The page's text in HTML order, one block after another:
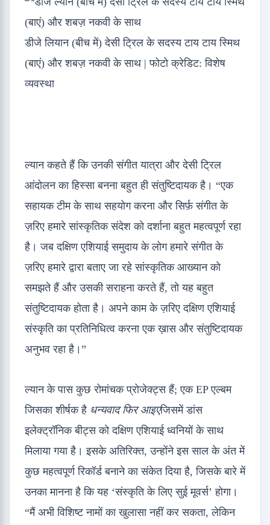
डीजे लियान (बीच में) देसी ट्रिल के सदस्य टाय टाय स्मिथ
(बाएं) और शबज़ नकवी के साथ | फोटो क्रेडिट: विशेष
व्यवस्था
ल्यान कहते हैं कि उनकी संगीत यात्रा और देसी ट्रिल
आंदोलन का हिस्सा बनना बहुत ही संतुष्टिदायक है। “एक
सहायक टीम के साथ सहयोग करना और सिर्फ़ संगीत के
ज़रिए हमारे सांस्कृतिक संदेश को दर्शाना बहुत महत्वपूर्ण रहा
है। जब दक्षिण एशियाई समुदाय के लोग हमारे संगीत के
ज़रिए हमारे द्वारा बताए जा रहे सांस्कृतिक आख्यान को
समझते हैं और उसकी सराहना करते हैं, तो यह बहुत
संतुष्टिदायक होता है। अपने काम के ज़रिए दक्षिण एशियाई
संस्कृति का प्रतिनिधित्व करना एक ख़ास और संतुष्टिदायक
अनुभव रहा है।”
ल्यान के पास कुछ रोमांचक प्रोजेक्ट्स हैं; एक EP एल्बम
जिसका शीर्षक है धन्यवाद फिर आइएजिसमें डांस
इलेक्ट्रॉनिक बीट्स को दक्षिण एशियाई ध्वनियों के साथ
मिलाया गया है। इसके अतिरिक्त, उन्होंने इस साल के अंत में
कुछ महत्वपूर्ण रिकॉर्ड बनाने का संकेत दिया है, जिसके बारे में
उनका मानना ​​है कि यह ‘संस्कृति के लिए सुई मूवर्स’ होगा।
“मैं अभी विशिष्ट नामों का खुलासा नहीं कर सकता, लेकिन